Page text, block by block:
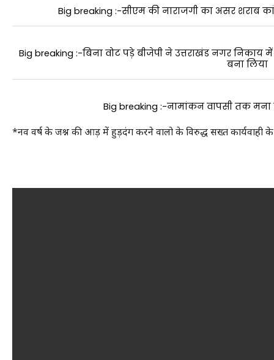
Big breaking :-सीएम की नाराजगी का असर शराब
Big breaking :-बिना वोट पड़े बीजेपी ने उत्तराखंड नगर निकाय
बना लिया
Big breaking :-नामांकन वापसी तक मना
*नव वर्ष के जश्न की आड़ में हुड़दंग करने वालो के विरुद्ध सख्त कार्यवाही के